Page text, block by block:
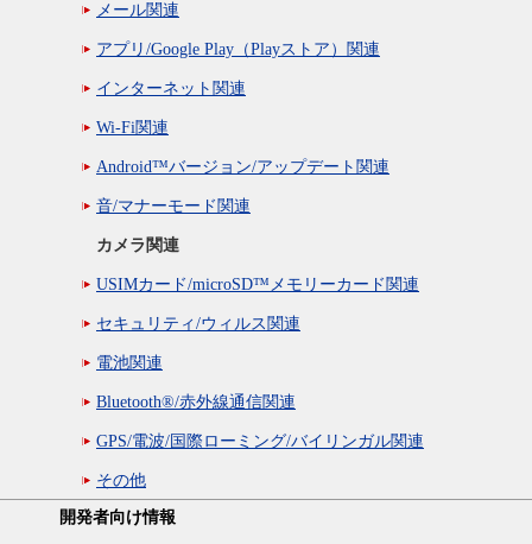
メール関連
アプリ/Google Play（Playストア）関連
インターネット関連
Wi-Fi関連
Android™バージョン/アップデート関連
音/マナーモード関連
カメラ関連
USIMカード/microSD™メモリーカード関連
セキュリティ/ウィルス関連
電池関連
Bluetooth®/赤外線通信関連
GPS/電波/国際ローミング/バイリンガル関連
その他
開発者向け情報